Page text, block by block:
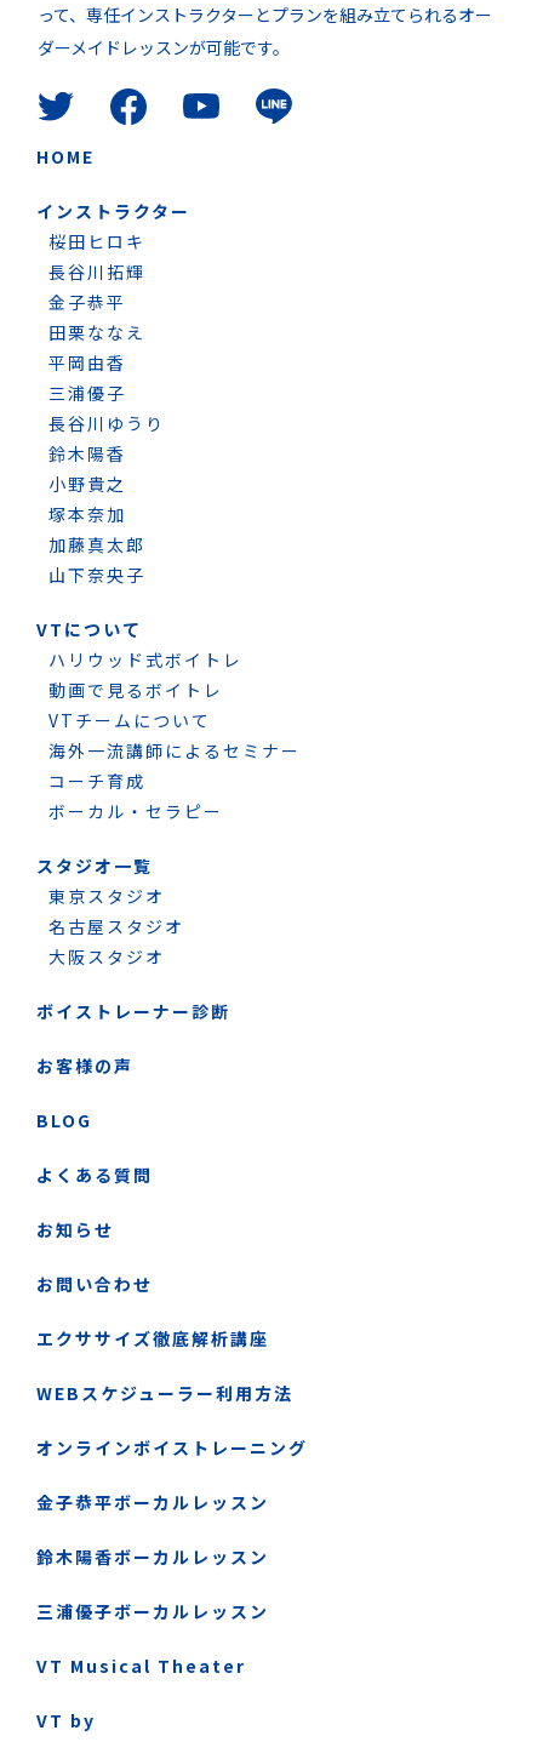
って、専任インストラクターとプランを組み立てられるオー
ダーメイドレッスンが可能です。
HOME
インストラクター
桜田ヒロキ
長谷川拓輝
金子恭平
田栗ななえ
平岡由香
三浦優子
長谷川ゆうり
鈴木陽香
小野貴之
塚本奈加
加藤真太郎
山下奈央子
VTについて
ハリウッド式ボイトレ
動画で見るボイトレ
VTチームについて
海外一流講師によるセミナー
コーチ育成
ボーカル・セラピー
スタジオ一覧
東京スタジオ
名古屋スタジオ
大阪スタジオ
ボイストレーナー診断
お客様の声
BLOG
よくある質問
お知らせ
お問い合わせ
エクササイズ徹底解析講座
WEBスケジューラー利用方法
オンラインボイストレーニング
金子恭平ボーカルレッスン
鈴木陽香ボーカルレッスン
三浦優子ボーカルレッスン
VT Musical Theater
VT by